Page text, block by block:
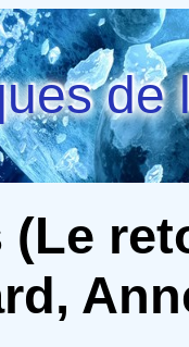
de
(Le